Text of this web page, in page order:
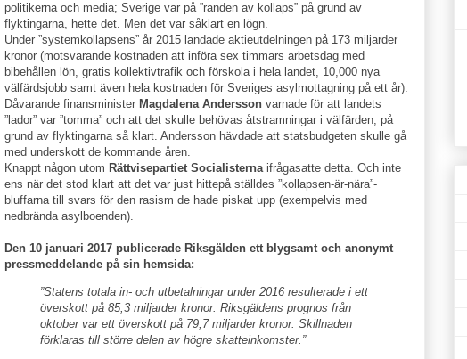
politikerna och media; Sverige var på ”randen av kollaps” på grund av
flyktingarna, hette det. Men det var såklart en lögn.
Under ”systemkollapsens” år 2015 landade aktieutdelningen på 173 miljarder
kronor (motsvarande kostnaden att införa sex timmars arbetsdag med
bibehållen lön, gratis kollektivtrafik och förskola i hela landet, 10,000 nya
välfärdsjobb samt även hela kostnaden för Sveriges asylmottagning på ett år).
Dåvarande finansminister Magdalena Andersson varnade för att landets
”lador” var ”tomma” och att det skulle behövas åtstramningar i välfärden, på
grund av flyktingarna så klart. Andersson hävdade att statsbudgeten skulle gå
med underskott de kommande åren.
Knappt någon utom Rättvisepartiet Socialisternaifrågasatte detta. Och inte
ens när det stod klart att det var just hittepå ställdes ”kollapsen-är-nära”-
bluffarna till svars för den rasism de hade piskat upp (exempelvis med
nedbrända asylboenden).
Den 10 januari 2017 publicerade Riksgälden ett blygsamt och anonymt
pressmeddelande på sin hemsida:
”Statens totala in- och utbetalningar under 2016 resulterade i ett
överskott på 85,3 miljarder kronor. Riksgäldens prognos från
oktober var ett överskott på 79,7 miljarder kronor. Skillnaden
förklaras till större delen av högre skatte­inkomster.”